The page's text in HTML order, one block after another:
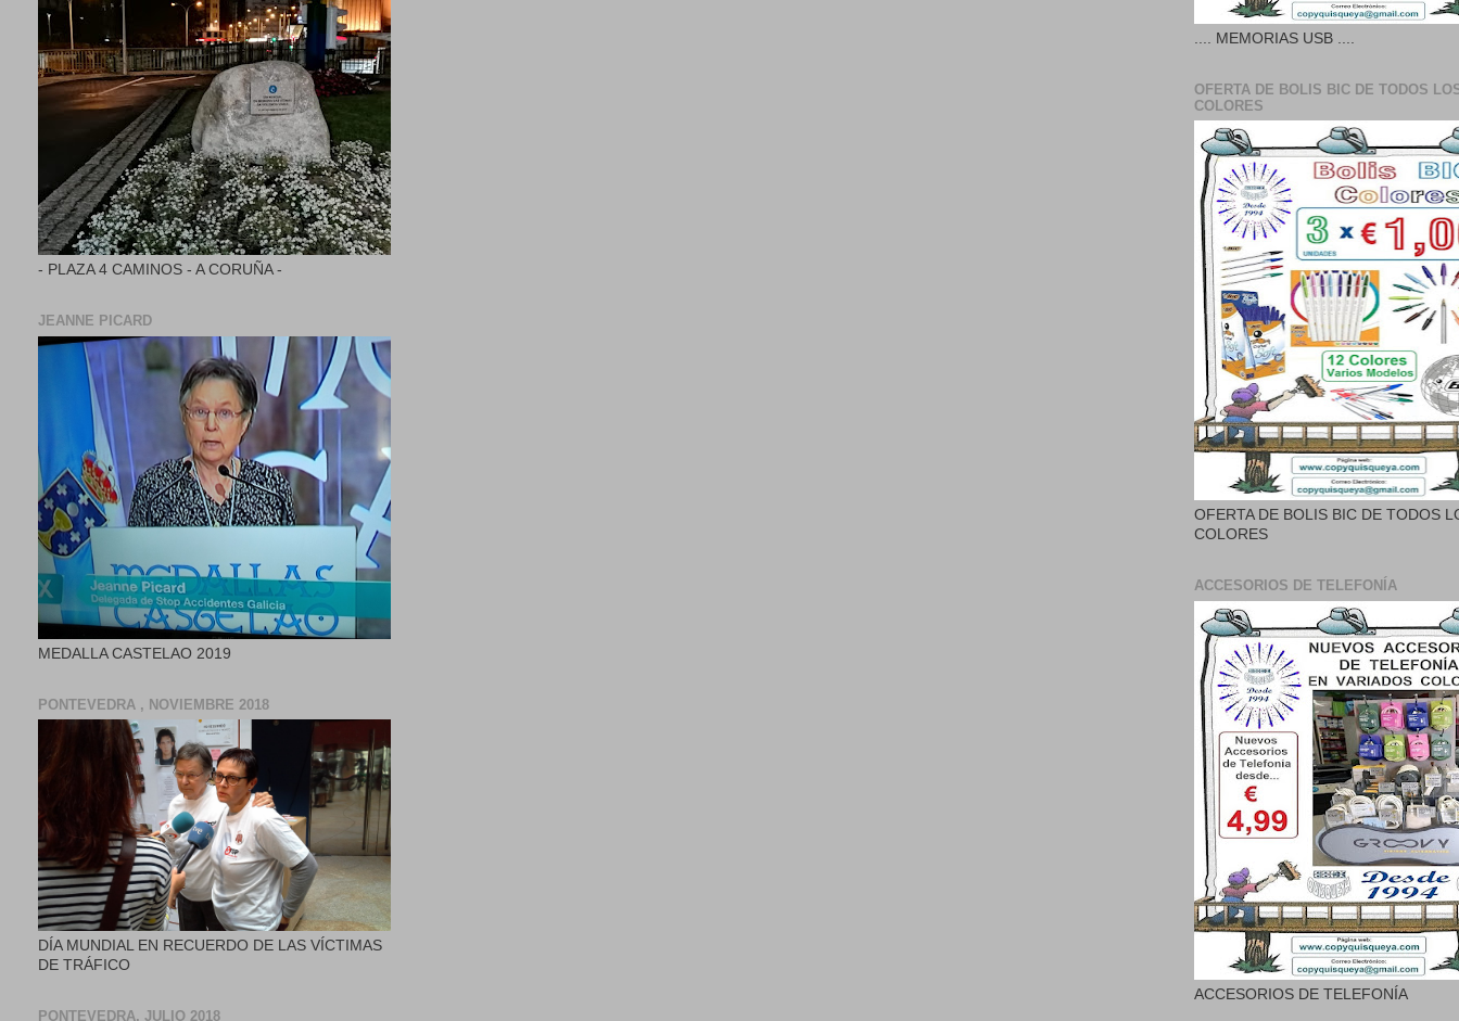
- PLAZA 4 CAMINOS - A CORUÑA -
JEANNE PICARD
MEDALLA CASTELAO 2019
PONTEVEDRA , NOVIEMBRE 2018
DÍA MUNDIAL EN RECUERDO DE LAS VÍCTIMAS
DE TRÁFICO
PONTEVEDRA, JULIO 2018
.... MEMORIAS USB ....
OFERTA DE BOLIS BIC DE TODOS
COLORES
OFERTA DE BOLIS BIC DE TODOS
COLORES
ACCESORIOS DE TELEFONÍA
ACCESORIOS DE TELEFONÍA